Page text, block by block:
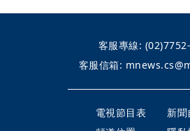
客服專線:
客服信箱:
電視節目表
新